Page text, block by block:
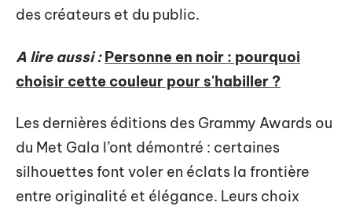
des créateurs et du public.
A lire aussi : Personne en noir : pourquoi
choisir cette couleur pour s'habiller ?
Les dernières éditions des Grammy Awards ou
du Met Gala l’ont démontré : certaines
silhouettes font voler en éclats la frontière
entre originalité et élégance. Leurs choix